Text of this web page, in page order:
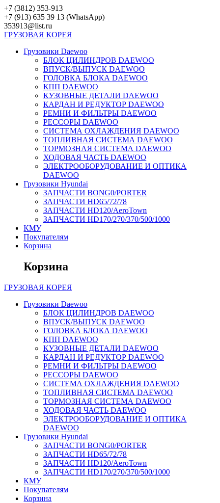
Перейти
к
контенту
+7 (3812) 353-913
+7 (913) 635 39 13 (WhatsApp)
353913@list.ru
ГРУЗОВАЯ КОРЕЯ
Грузовики Daewoo
БЛОК ЦИЛИНДРОВ DAEWOO
ВПУСК/ВЫПУСК DAEWOO
ГОЛОВКА БЛОКА DAEWOO
КПП DAEWOO
КУЗОВНЫЕ ДЕТАЛИ DAEWOO
КАРДАН И РЕДУКТОР DAEWOO
РЕМНИ И ФИЛЬТРЫ DAEWOO
РЕССОРЫ DAEWOO
СИСТЕМА ОХЛАЖДЕНИЯ DAEWOO
ТОПЛИВНАЯ СИСТЕМА DAEWOO
ТОРМОЗНАЯ СИСТЕМА DAEWOO
ХОДОВАЯ ЧАСТЬ DAEWOO
ЭЛЕКТРООБОРУДОВАНИЕ И ОПТИКА
DAEWOO
Грузовики Hyundai
ЗАПЧАСТИ BONG0/PORTER
ЗАПЧАСТИ HD65/72/78
ЗАПЧАСТИ HD120/AeroTown
ЗАПЧАСТИ HD170/270/370/500/1000
КМУ
Покупателям
Корзина
Корзина
ГРУЗОВАЯ КОРЕЯ
Грузовики Daewoo
БЛОК ЦИЛИНДРОВ DAEWOO
ВПУСК/ВЫПУСК DAEWOO
ГОЛОВКА БЛОКА DAEWOO
КПП DAEWOO
КУЗОВНЫЕ ДЕТАЛИ DAEWOO
КАРДАН И РЕДУКТОР DAEWOO
РЕМНИ И ФИЛЬТРЫ DAEWOO
РЕССОРЫ DAEWOO
СИСТЕМА ОХЛАЖДЕНИЯ DAEWOO
ТОПЛИВНАЯ СИСТЕМА DAEWOO
ТОРМОЗНАЯ СИСТЕМА DAEWOO
ХОДОВАЯ ЧАСТЬ DAEWOO
ЭЛЕКТРООБОРУДОВАНИЕ И ОПТИКА
DAEWOO
Грузовики Hyundai
ЗАПЧАСТИ BONG0/PORTER
ЗАПЧАСТИ HD65/72/78
ЗАПЧАСТИ HD120/AeroTown
ЗАПЧАСТИ HD170/270/370/500/1000
КМУ
Покупателям
Корзина